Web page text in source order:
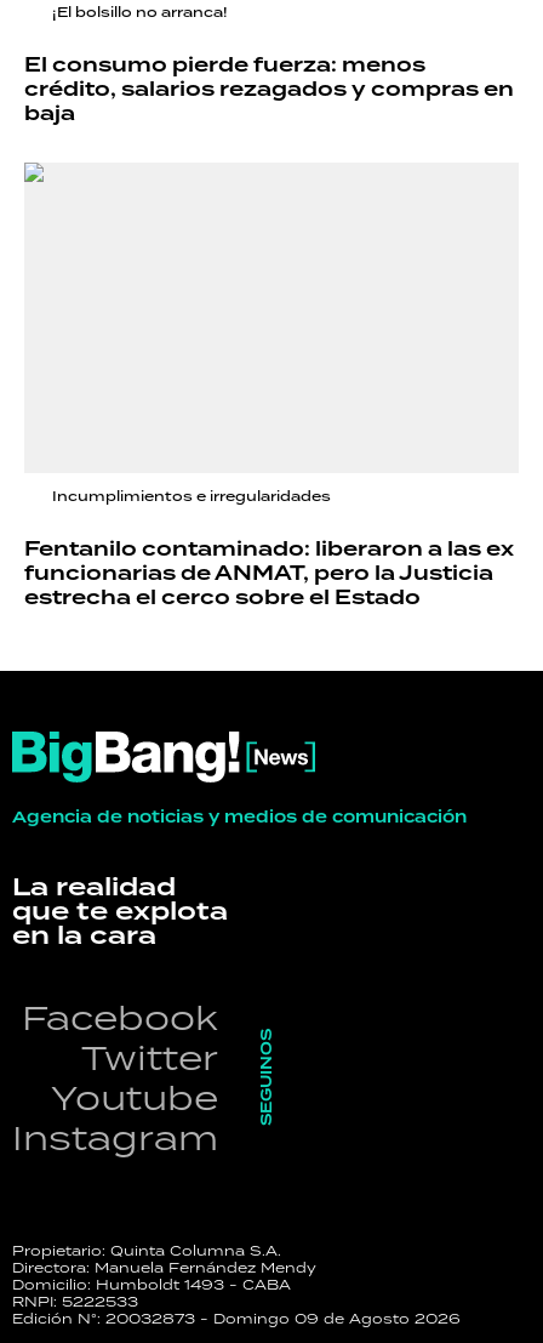
¡El bolsillo no arranca!
El consumo pierde fuerza: menos
crédito, salarios rezagados y compras en
baja
Incumplimientos e irregularidades
Fentanilo contaminado: liberaron a las ex
funcionarias de ANMAT, pero la Justicia
estrecha el cerco sobre el Estado
Agencia de noticias y medios de comunicación
La realidad
que te explota
en la cara
Facebook
Twitter
Youtube
Instagram
SEGUINOS
Propietario: Quinta Columna S.A.
Directora: Manuela Fernández Mendy
Domicilio: Humboldt 1493 - CABA
RNPI: 5222533
Edición N°: 20032873 - Domingo 09 de Agosto 2026